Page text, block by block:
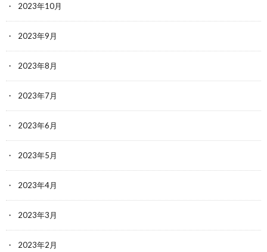
2023年10月
2023年9月
2023年8月
2023年7月
2023年6月
2023年5月
2023年4月
2023年3月
2023年2月